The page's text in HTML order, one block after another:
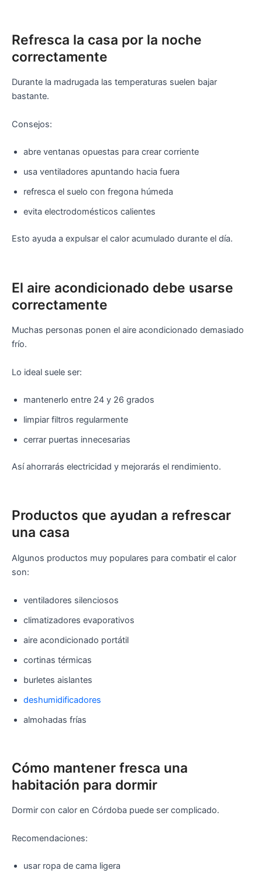
Refresca la casa por la noche
correctamente
Durante la madrugada las temperaturas suelen bajar
bastante.
Consejos:
abre ventanas opuestas para crear corriente
usa ventiladores apuntando hacia fuera
refresca el suelo con fregona húmeda
evita electrodomésticos calientes
Esto ayuda a expulsar el calor acumulado durante el día.
El aire acondicionado debe usarse
correctamente
Muchas personas ponen el aire acondicionado demasiado
frío.
Lo ideal suele ser:
mantenerlo entre 24 y 26 grados
limpiar filtros regularmente
cerrar puertas innecesarias
Así ahorrarás electricidad y mejorarás el rendimiento.
Productos que ayudan a refrescar
una casa
Algunos productos muy populares para combatir el calor
son:
ventiladores silenciosos
climatizadores evaporativos
aire acondicionado portátil
cortinas térmicas
burletes aislantes
deshumidificadores
almohadas frías
Cómo mantener fresca una
habitación para dormir
Dormir con calor en Córdoba puede ser complicado.
Recomendaciones:
usar ropa de cama ligera